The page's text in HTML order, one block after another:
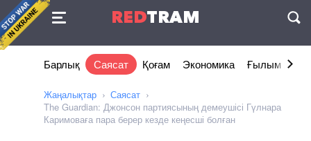
REDTRAM
Келісімі
Барлық Саясат Қоғам Экономика Ғылым және
Жаңалықтар
Саясат
The Guardian: Джонсон партиясының демеушісі Гүлнара
Каримоваға пара берер кезде кеңесші болған